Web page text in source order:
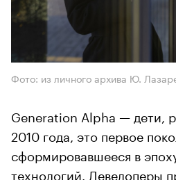
Фото: из личного архива Ю.
Generation Alpha — дети,
2010 года, это первое
сформировавшееся в
технологий. Девелоперы